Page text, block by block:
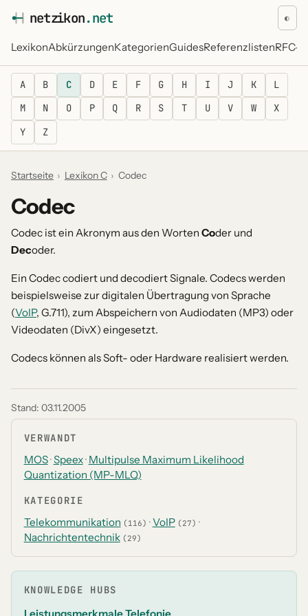
netzikon.net
LexikonAbkürzungenKategorienGuidesReferenzlistenRFC-
◐
A B C D E F G H I J K
L
M
N O P Q R S T U V W
X
Y
Z
Startseite › Lexikon C › Codec
Codec
Codec ist ein Akronym aus den Worten Coder und
Decoder.
Ein Codec codiert und decodiert Signale. Codecs werden
beispielsweise zur digitalen Übertragung von Sprache
(VoIP, G.711), zum Abspeichern von Audiodaten (MP3) oder
Videodaten (DivX) eingesetzt.
Codecs können als Soft- oder Hardware realisiert werden.
Stand: 03.11.2005
VERWANDT
MOS·Speex· Multipulse Maximum Likelihood
Quantization (MP-MLQ)
KATEGORIE
Telekommunikation (116) ·VoIP (27) ·
Nachrichtentechnik (29)
KNOWLEDGE HUBS